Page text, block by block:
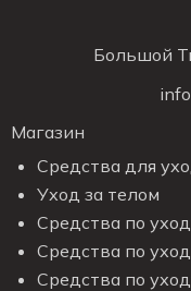
Большой
Магазин
Средства для
Уход за телом
Средства по
Средства по
Средства по